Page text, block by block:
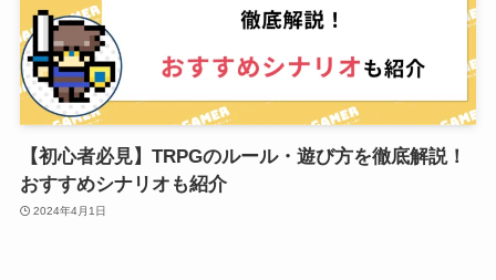
【初心者必見】TRPGのルール・遊び方を徹底解説！
おすすめシナリオも紹介
2024年4月1日